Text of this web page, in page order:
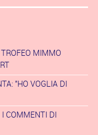
MIMMO
"HO VOGLIA DI
COMMENTI DI